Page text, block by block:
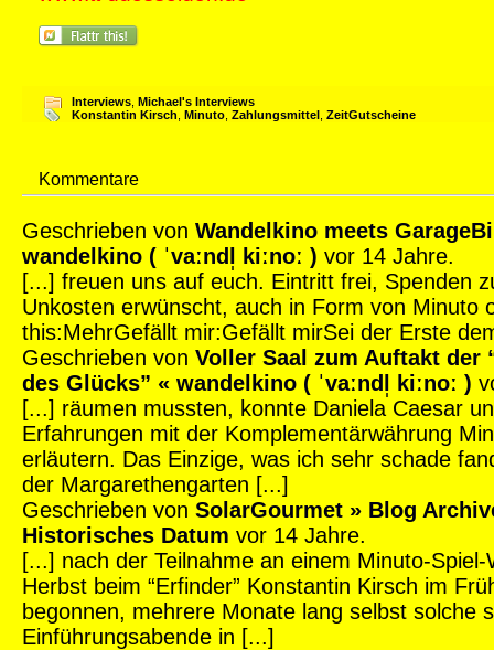
Interviews Michael's Interviews
Konstantin Kirsch Minuto Zahlungsmittel ZeitGutscheine
Kommentare
Geschrieben von Wandelkino meets
wandelkino ( ˈvaːndl̩ kiːnoː ) vor 14 Jahre.
[...] freuen uns auf euch. Eintritt frei, Spenden
Unkosten erwünscht, auch in Form von Minuto
this:MehrGefällt mir:Gefällt mirSei der Erste
Geschrieben von Voller Saal zum Auftakt der
des Glücks” « wandelkino ( ˈvaːndl̩ kiːnoː )
[...] räumen mussten, konnte Daniela Caesar
Erfahrungen mit der Komplementärwährung
erläutern. Das Einzige, was ich sehr schade
der Margarethengarten [...]
Geschrieben von SolarGourmet » Blog
Historisches Datum vor 14 Jahre.
[...] nach der Teilnahme an einem Minuto-
Herbst beim “Erfinder” Konstantin Kirsch im
begonnen, mehrere Monate lang selbst solche
Einführungsabende in [...]